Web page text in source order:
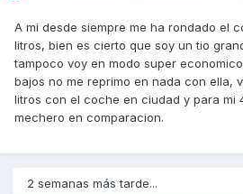
A mi desde siempre me ha rondado el
litros, bien es cierto que soy un tio
tampoco voy en modo super
bajos no me reprimo en nada con ella,
litros con el coche en ciudad y para mi
mechero en comparacion.
2 semanas más tarde...